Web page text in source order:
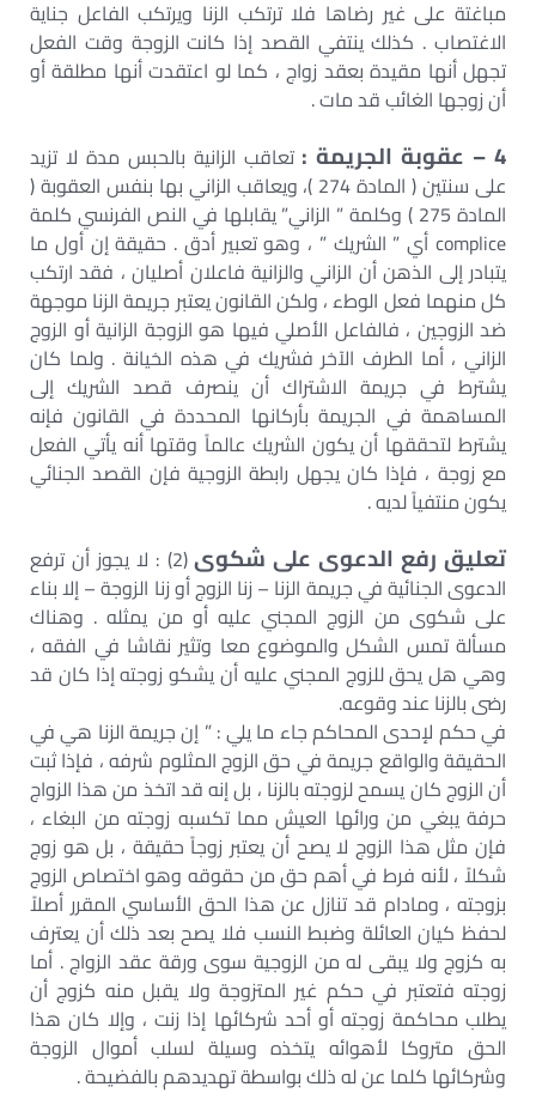
مباغتة على غير رضاها فلا ترتكب الزنا ويرتكب الفاعل جناية
الاغتصاب . كذلك ينتفي القصد إذا كانت الزوجة وقت الفعل
تجهل أنها مقيدة بعقد زواج ، كما لو اعتقدت أنها مطلقة أو
أن زوجها الغائب قد مات .
4 – عقوبة الجريمة :
تعاقب الزانية بالحبس مدة لا تزيد
على سنتين ( المادة 274 )، ويعاقب الزاني بها بنفس العقوبة (
المادة 275 ) وكلمة ” الزاني” يقابلها في النص الفرنسي كلمة
complice أي ” الشريك ” ، وهو تعبير أدق . حقيقة إن أول ما
يتبادر إلى الذهن أن الزاني والزانية فاعلان أصليان ، فقد ارتكب
كل منهما فعل الوطء ، ولكن القانون يعتبر جريمة الزنا موجهة
ضد الزوجين ، فالفاعل الأصلي فيها هو الزوجة الزانية أو الزوج
الزاني ، أما الطرف الآخر فشريك في هذه الخيانة . ولما كان
يشترط في جريمة الاشتراك أن ينصرف قصد الشريك إلى
المساهمة في الجريمة بأركانها المحددة في القانون فإنه
يشترط لتحققها أن يكون الشريك عالماً وقتها أنه يأتي الفعل
مع زوجة ، فإذا كان يجهل رابطة الزوجية فإن القصد الجنائي
يكون منتفياً لديه .
تعليق رفع الدعوى على شكوى
(2) : لا يجوز أن ترفع
الدعوى الجنائية في جريمة الزنا – زنا الزوج أو زنا الزوجة – إلا بناء
على شكوى من الزوج المجني عليه أو من يمثله . وهناك
مسألة تمس الشكل والموضوع معا وتثير نقاشا في الفقه ،
وهي هل يحق للزوج المجني عليه أن يشكو زوجته إذا كان قد
رضى بالزنا عند وقوعه.
في حكم لإحدى المحاكم جاء ما يلي : ” إن جريمة الزنا هي في
الحقيقة والواقع جريمة في حق الزوج المثلوم شرفه ، فإذا ثبت
أن الزوج كان يسمح لزوجته بالزنا ، بل إنه قد اتخذ من هذا الزواج
حرفة يبغي من ورائها العيش مما تكسبه زوجته من البغاء ،
فإن مثل هذا الزوج لا يصح أن يعتبر زوجاً حقيقة ، بل هو زوج
شكلاً ، لأنه فرط في أهم حق من حقوقه وهو اختصاص الزوج
بزوجته ، ومادام قد تنازل عن هذا الحق الأساسي المقرر أصلاً
لحفظ كيان العائلة وضبط النسب فلا يصح بعد ذلك أن يعترف
به كزوج ولا يبقى له من الزوجية سوى ورقة عقد الزواج . أما
زوجته فتعتبر في حكم غير المتزوجة ولا يقبل منه كزوج أن
يطلب محاكمة زوجته أو أحد شركائها إذا زنت ، وإلا كان هذا
الحق متروكا لأهوائه يتخذه وسيلة لسلب أموال الزوجة
وشركائها كلما عن له ذلك بواسطة تهديدهم بالفضيحة .